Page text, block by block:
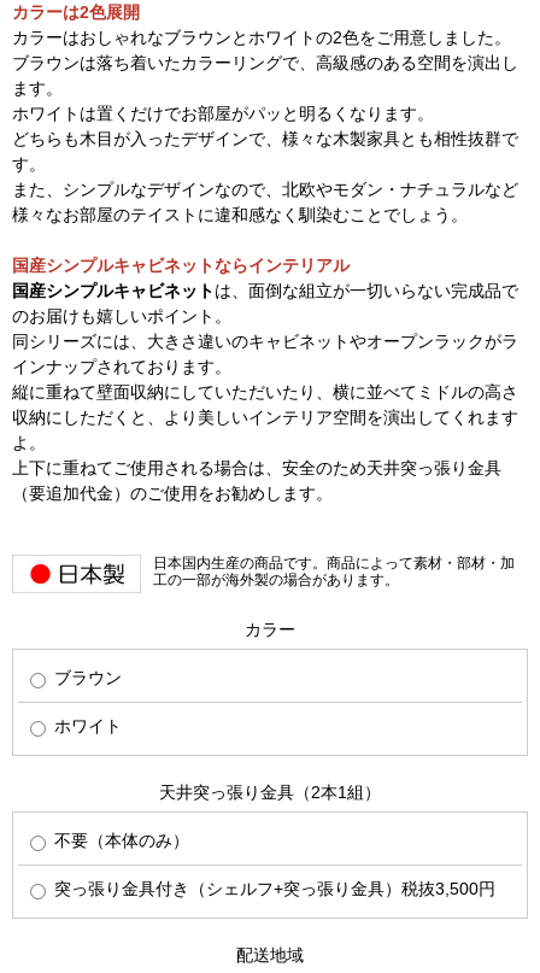
カラーは2色展開
カラーはおしゃれなブラウンとホワイトの2色をご用意しました。
ブラウンは落ち着いたカラーリングで、高級感のある空間を演出し
ます。
ホワイトは置くだけでお部屋がパッと明るくなります。
どちらも木目が入ったデザインで、様々な木製家具とも相性抜群で
す。
また、シンプルなデザインなので、北欧やモダン・ナチュラルなど
様々なお部屋のテイストに違和感なく馴染むことでしょう。
国産シンプルキャビネットならインテリアル
国産シンプルキャビネットは、面倒な組立が一切いらない完成品で
のお届けも嬉しいポイント。
同シリーズには、大きさ違いのキャビネットやオープンラックがラ
インナップされております。
縦に重ねて壁面収納にしていただいたり、横に並べてミドルの高さ
収納にしただくと、より美しいインテリア空間を演出してくれます
よ。
上下に重ねてご使用される場合は、安全のため天井突っ張り金具
（要追加代金）のご使用をお勧めします。
日本国内生産の商品です。商品によって素材・部材・加
工の一部が海外製の場合があります。
カラー
ブラウン
ホワイト
天井突っ張り金具（2本1組）
不要（本体のみ）
突っ張り金具付き（シェルフ+突っ張り金具）税抜3,500円
配送地域